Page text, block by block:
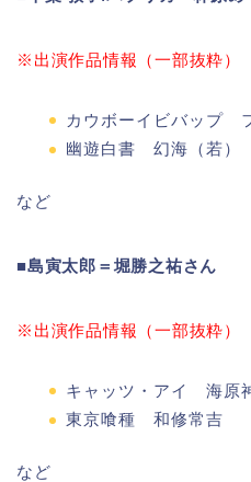
※出演作品情報（一部抜粋）
カウボーイビバップ
幽遊白書 幻海（若）
など
■島寅太郎＝堀勝之祐さん
※出演作品情報（一部抜粋）
キャッツ・アイ 海原
東京喰種 和修常吉
など